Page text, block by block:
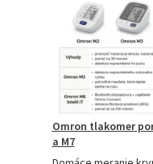
spoľahlivý
pomocník
pre
zdravie
Omron tlakomer
a M7